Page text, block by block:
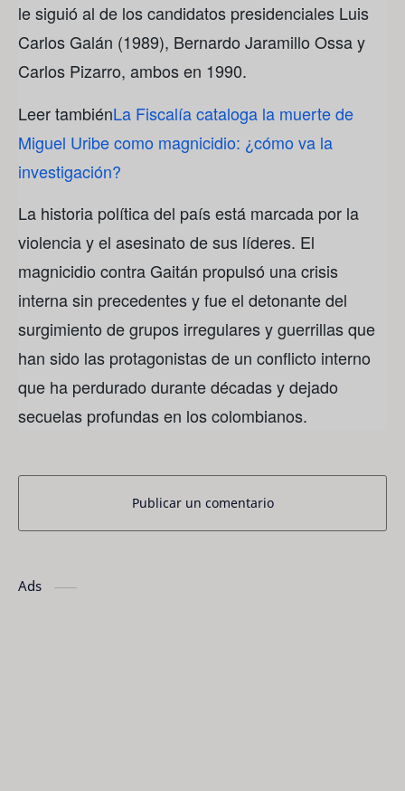
le siguió al de los candidatos presidenciales Luis
Carlos Galán (1989), Bernardo Jaramillo Ossa y
Carlos Pizarro, ambos en 1990.
Leer tambiénLa Fiscalía cataloga la muerte de
Miguel Uribe como magnicidio: ¿cómo va la
investigación?
La historia política del país está marcada por la
violencia y el asesinato de sus líderes. El
magnicidio contra Gaitán propulsó una crisis
interna sin precedentes y fue el detonante del
surgimiento de grupos irregulares y guerrillas que
han sido las protagonistas de un conflicto interno
que ha perdurado durante décadas y dejado
secuelas profundas en los colombianos.
Publicar un comentario
Ads